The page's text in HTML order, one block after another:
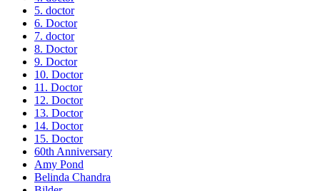
5. doctor
6. Doctor
7. doctor
8. Doctor
9. Doctor
10. Doctor
11. Doctor
12. Doctor
13. Doctor
14. Doctor
15. Doctor
60th Anniversary
Amy Pond
Belinda Chandra